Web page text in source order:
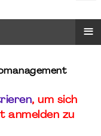
≡
, um sich
anmelden zu